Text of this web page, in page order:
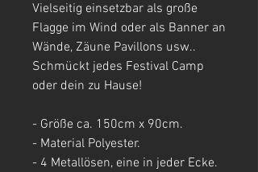
Vielseitig einsetzbar als große
Flagge im Wind oder als Banner an
Wände, Zäune Pavillons usw..
Schmückt jedes Festival Camp
oder dein zu Hause!
- Größe ca. 150cm x 90cm.
- Material Polyester.
- 4 Metallösen, eine in jeder Ecke.